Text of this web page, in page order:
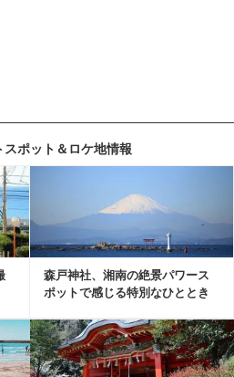
ポット＆ロケ地情報
森戸神社、湘南の絶景パワース
ポットで感じる特別なひととき
む
む